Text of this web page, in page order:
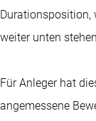
Durationsposition,
weiter unten
Für Anleger hat
angemessene